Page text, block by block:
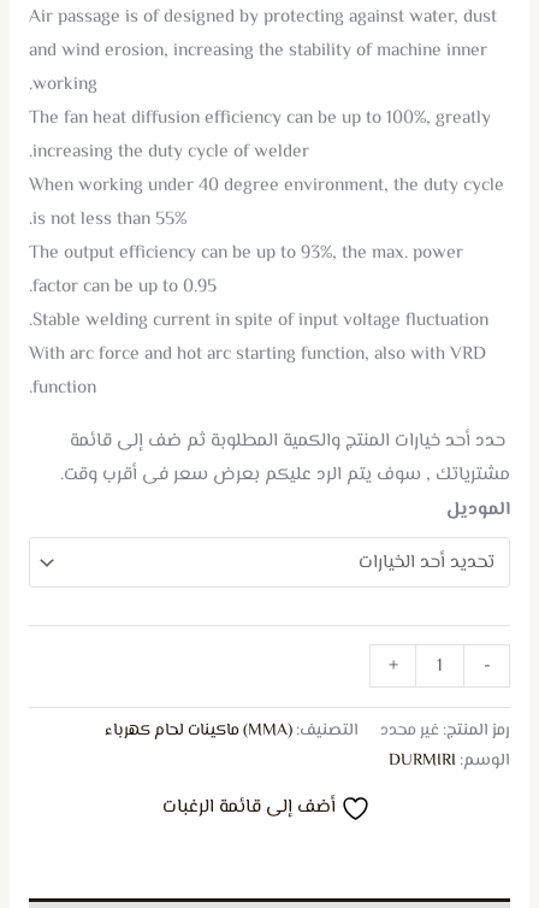
Air passage is of designed by protecting against water, dust
and wind erosion, increasing the stability of machine inner
working.
The fan heat diffusion efficiency can be up to 100%, greatly
increasing the duty cycle of welder.
When working under 40 degree environment, the duty cycle
is not less than 55%.
The output efficiency can be up to 93%, the max. power
factor can be up to 0.95.
Stable welding current in spite of input voltage fluctuation.
With arc force and hot arc starting function, also with VRD
function.
حدد أحد خيارات المنتج والكمية المطلوبة ثم ضف إلى قائمة
مشترياتك , سوف يتم الرد عليكم بعرض سعر فى أقرب وقت.
الموديل
-
+
رمز المنتج: غير محدد التصنيف:(MMA) ماكينات لحام كهرباء
الوسم:DURMIRI
أضف إلى قائمة الرغبات